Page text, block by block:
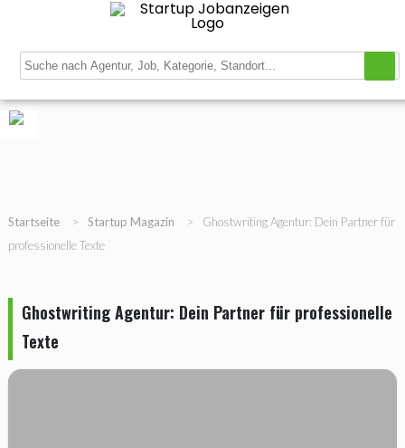
Startup Stellenbörse
Magazin
Registrieren
Login
Startseite > Startup Magazin >
Ghostwriting Agentur: Dein Partner für
professionelle Texte
Ghostwriting Agentur: Dein Partner für professionelle
Texte